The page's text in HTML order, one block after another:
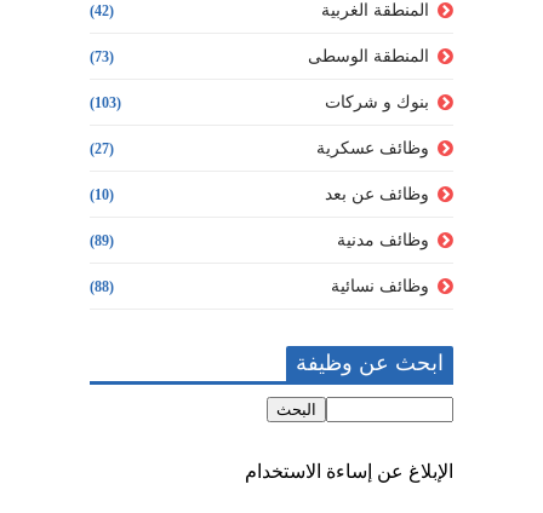
المنطقة الغربية (42)
المنطقة الوسطى (73)
بنوك و شركات (103)
وظائف عسكرية (27)
وظائف عن بعد (10)
وظائف مدنية (89)
وظائف نسائية (88)
ابحث عن وظيفة
الإبلاغ عن إساءة الاستخدام